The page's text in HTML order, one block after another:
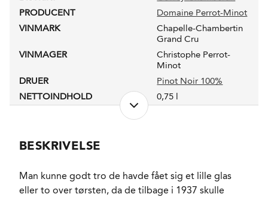
PRODUCENT
Domaine Perrot-Minot
VINMARK
Chapelle-Chambertin
Grand Cru
VINMAGER
Christophe Perrot-
Minot
DRUER
Pinot Noir 100%
NETTOINDHOLD
0,75 l
FADLAGRET
Længere optimalt
opbevaret.
BESKRIVELSE
Man kunne godt tro de havde fået sig et lille glas
eller to over tørsten, da de tilbage i 1937 skulle